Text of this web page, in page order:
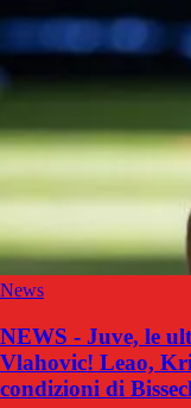
News
NEWS - Juve, le
Vlahovic! Leao,
condizioni di